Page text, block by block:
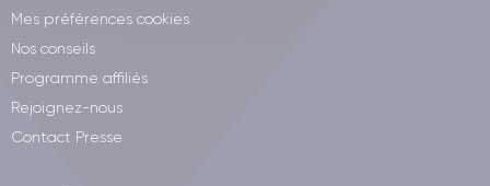
Mes préférences cookies
Nos conseils
Programme affiliés
Rejoignez-nous
Contact Presse